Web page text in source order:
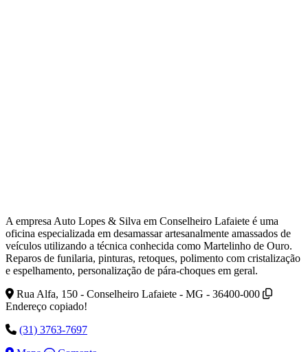
A empresa Auto Lopes & Silva em Conselheiro Lafaiete é uma
oficina especializada em desamassar artesanalmente amassados de
veículos utilizando a técnica conhecida como Martelinho de Ouro.
Reparos de funilaria, pinturas, retoques, polimento com cristalização
e espelhamento, personalização de pára-choques em geral.
Rua Alfa, 150 - Conselheiro Lafaiete - MG - 36400-000
Endereço copiado!
(31) 3763-7697